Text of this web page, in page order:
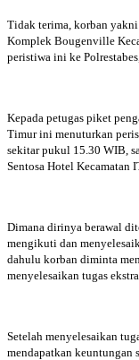
Tidak terima, korban
Komplek Bougenville
peristiwa ini ke
Kepada petugas piket
Timur ini menuturkan
sekitar pukul 15.30 WIB,
Sentosa Hotel Kecamatan
Dimana dirinya berawal
mengikuti dan
dahulu korban diminta
menyelesaikan tugas
Setelah menyelesaikan
mendapatkan keuntungan